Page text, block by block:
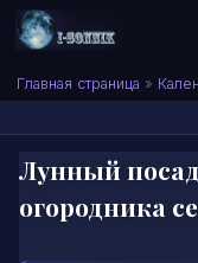
Skip to content
Сонник I-
Главная страница »
Лунный
огородника